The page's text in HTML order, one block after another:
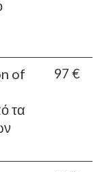
of
τα
97 €